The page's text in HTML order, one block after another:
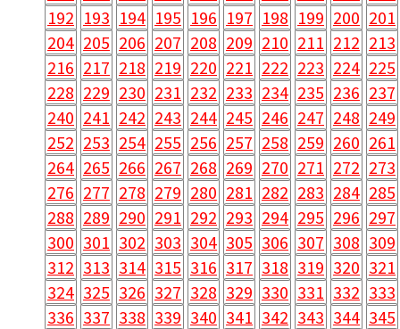
192 193 194 195 196 197 198 199 200 201
204 205 206 207 208 209 210 211 212 213
216 217 218 219 220 221 222 223 224 225
228 229 230 231 232 233 234 235 236 237
240 241 242 243 244 245 246 247 248 249
252 253 254 255 256 257 258 259 260 261
264 265 266 267 268 269 270 271 272 273
276 277 278 279 280 281 282 283 284 285
288 289 290 291 292 293 294 295 296 297
300 301 302 303 304 305 306 307 308 309
312 313 314 315 316 317 318 319 320 321
324 325 326 327 328 329 330 331 332 333
336 337 338 339 340 341 342 343 344 345